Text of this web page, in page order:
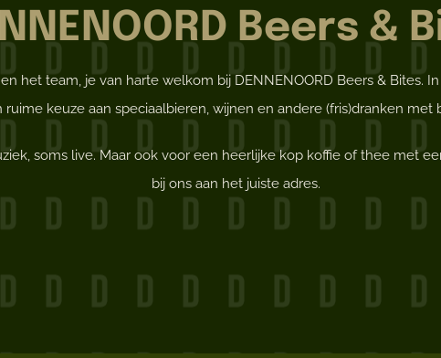
Beers &
het team, je van harte welkom bij DENNENOORD Beers & Bites.
keuze aan speciaalbieren, wijnen en andere (fris)dranken met
soms live. Maar ook voor een heerlijke kop koffie of thee met
bij ons aan het juiste adres.